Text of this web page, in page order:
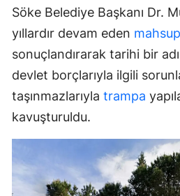
Söke Belediye Başkanı Dr.
yıllardır devam eden
sonuçlandırarak tarihi bir
devlet borçlarıyla ilgili
taşınmazlarıyla trampa
kavuşturuldu.